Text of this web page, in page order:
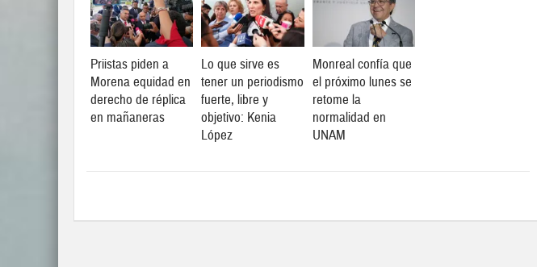
Priistas piden a
Morena equidad en
derecho de réplica
en mañaneras
Lo que sirve es
tener un periodismo
fuerte, libre y
objetivo: Kenia
López
Monreal confía que
el próximo lunes se
retome la
normalidad en
UNAM